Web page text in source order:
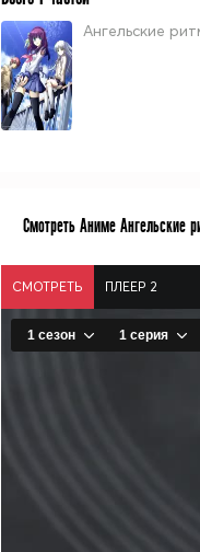
Ангельские
Смотреть Аниме Ангельские
СМОТРЕТЬ ПЛЕЕР 2